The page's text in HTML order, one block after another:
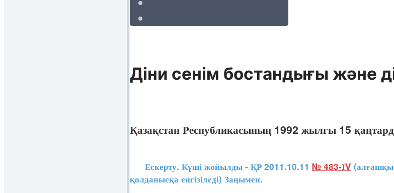
Діни сенім бостандығы және
Қазақстан Республикасының 1992 жылғы 15
Ескерту. Күші жойылды - ҚР 2011.10.11 № 483-ІV (алғашқы
қолданысқа енгізіледі) Заңымен.